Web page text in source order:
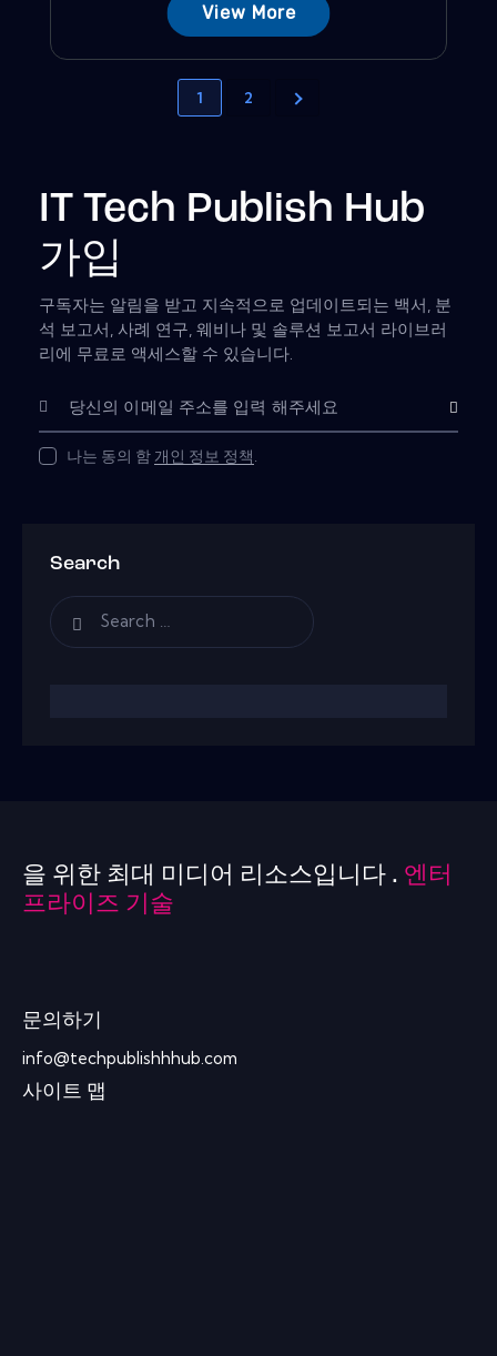
View More
1 2
IT Tech Publish Hub
가입
구독자는 알림을 받고 지속적으로 업데이트되는 백서, 분
석 보고서, 사례 연구, 웨비나 및 솔루션 보고서 라이브러
리에 무료로 액세스할 수 있습니다.
Subscribe
나는 동의 함 개인 정보 정책.
Search
을 위한 최대 미디어 리소스입니다 . 엔터
프라이즈 기술
문의하기
info@techpublishhhub.com
사이트 맵